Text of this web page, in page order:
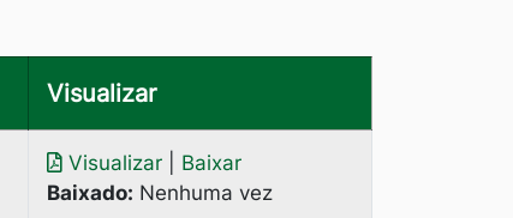
Visualizar
Visualizar
Baixar
Baixado: Nenhuma vez